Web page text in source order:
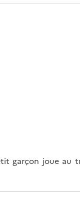
garçon joue au